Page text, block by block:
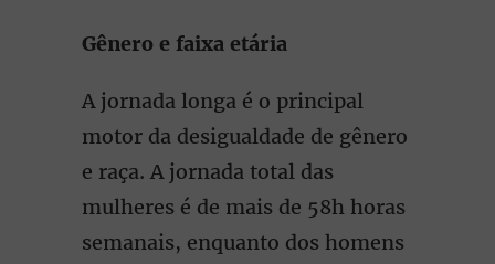
Gênero e faixa etária
A jornada longa é o principal
motor da desigualdade de gênero
e raça. A jornada total das
mulheres é de mais de 58h horas
semanais, enquanto dos homens